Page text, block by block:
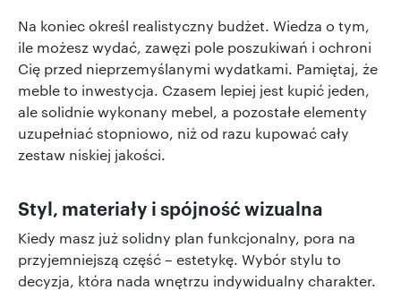
Na koniec określ realistyczny budżet. Wiedza o tym,
ile możesz wydać, zawęzi pole poszukiwań i ochroni
Cię przed nieprzemyślanymi wydatkami. Pamiętaj, że
meble to inwestycja. Czasem lepiej jest kupić jeden,
ale solidnie wykonany mebel, a pozostałe elementy
uzupełniać stopniowo, niż od razu kupować cały
zestaw niskiej jakości.
Styl, materiały i spójność wizualna
Kiedy masz już solidny plan funkcjonalny, pora na
przyjemniejszą część – estetykę. Wybór stylu to
decyzja, która nada wnętrzu indywidualny charakter.